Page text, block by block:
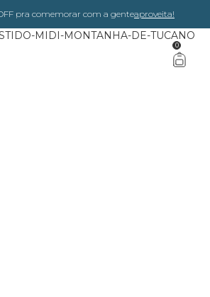
pra comemorar com a genteaproveita!
0